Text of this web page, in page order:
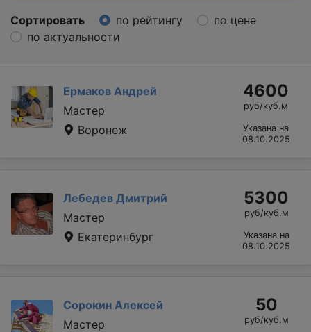
Сортировать по рейтингу
по цене
по актуальности
Ермаков Андрей
Мастер
Воронеж
4600
руб/куб.м
Указана на
08.10.2025
Лебедев Дмитрий
Мастер
Екатеринбург
5300
руб/куб.м
Указана на
08.10.2025
Сорокин Алексей
Мастер
50
руб/куб.м